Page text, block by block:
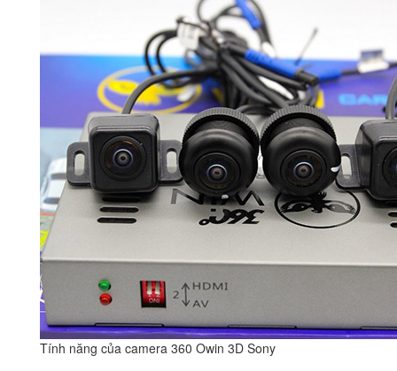
Tính năng của camera 360 Owin 3D Sony